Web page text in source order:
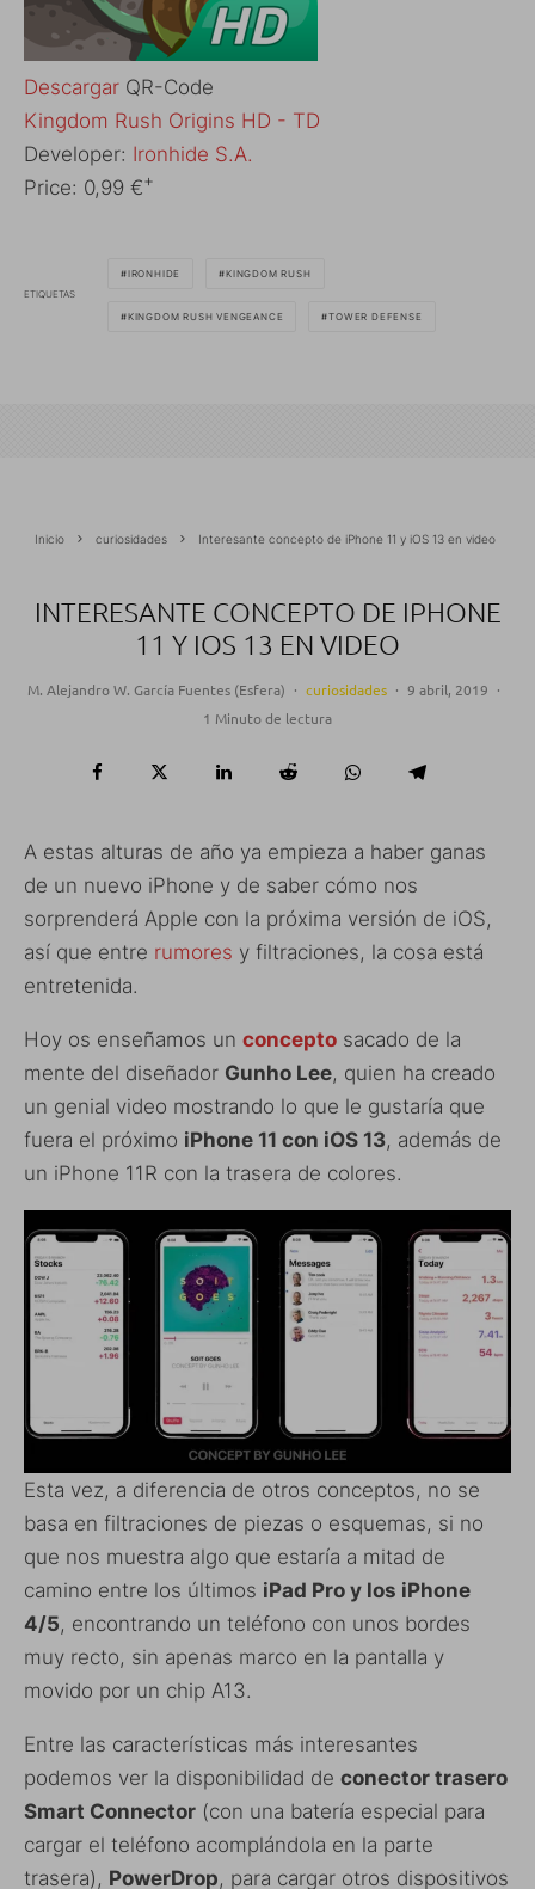
Descargar QR-Code
‎Kingdom Rush Origins HD - TD
Developer: Ironhide S.A.
Price: 0,99 €+
ETIQUETAS
IRONHIDE KINGDOM RUSH
KINGDOM RUSH VENGEANCE TOWER DEFENSE
Inicio curiosidades Interesante concepto de iPhone 11 y iOS 13 en video
INTERESANTE CONCEPTO DE IPHONE
11 Y IOS 13 EN VIDEO
M. Alejandro W. García Fuentes (Esfera) · curiosidades · 9 abril, 2019 ·
1 Minuto de lectura
A estas alturas de año ya empieza a haber ganas
de un nuevo iPhone y de saber cómo nos
sorprenderá Apple con la próxima versión de iOS,
así que entre rumores y filtraciones, la cosa está
entretenida.
Hoy os enseñamos un concepto sacado de la
mente del diseñador Gunho Lee, quien ha creado
un genial video mostrando lo que le gustaría que
fuera el próximo iPhone 11 con iOS 13, además de
un iPhone 11R con la trasera de colores.
Esta vez, a diferencia de otros conceptos, no se
basa en filtraciones de piezas o esquemas, si no
que nos muestra algo que estaría a mitad de
camino entre los últimos iPad Pro y los iPhone
4/5, encontrando un teléfono con unos bordes
muy recto, sin apenas marco en la pantalla y
movido por un chip A13.
Entre las características más interesantes
podemos ver la disponibilidad de conector trasero
Smart Connector (con una batería especial para
cargar el teléfono acomplándola en la parte
trasera), PowerDrop, para cargar otros dispositivos